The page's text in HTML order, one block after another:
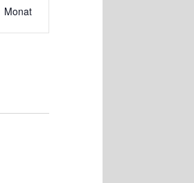
Ansichten-
Monat